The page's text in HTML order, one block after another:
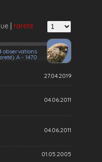
| rareté
observations
A - 1470
27.04.2019
04.06.2011
04.06.2011
01.05.2005